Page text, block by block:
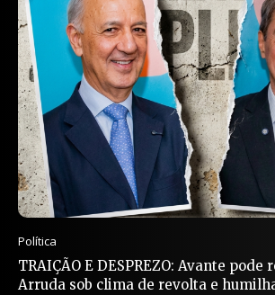
Política
TRAIÇÃO E DESPREZO: Avante pode
Arruda sob clima de revolta e